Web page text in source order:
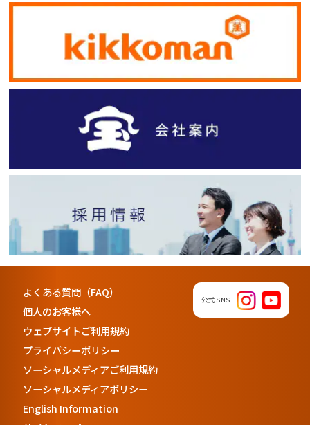
よくある質問（FAQ）
ウェブサイトご利用規約
ソーシャルメディアご利用規約
English Information
個人のお客様へ
プライバシーポリシー
ソーシャルメディアポリシー
公式SNS